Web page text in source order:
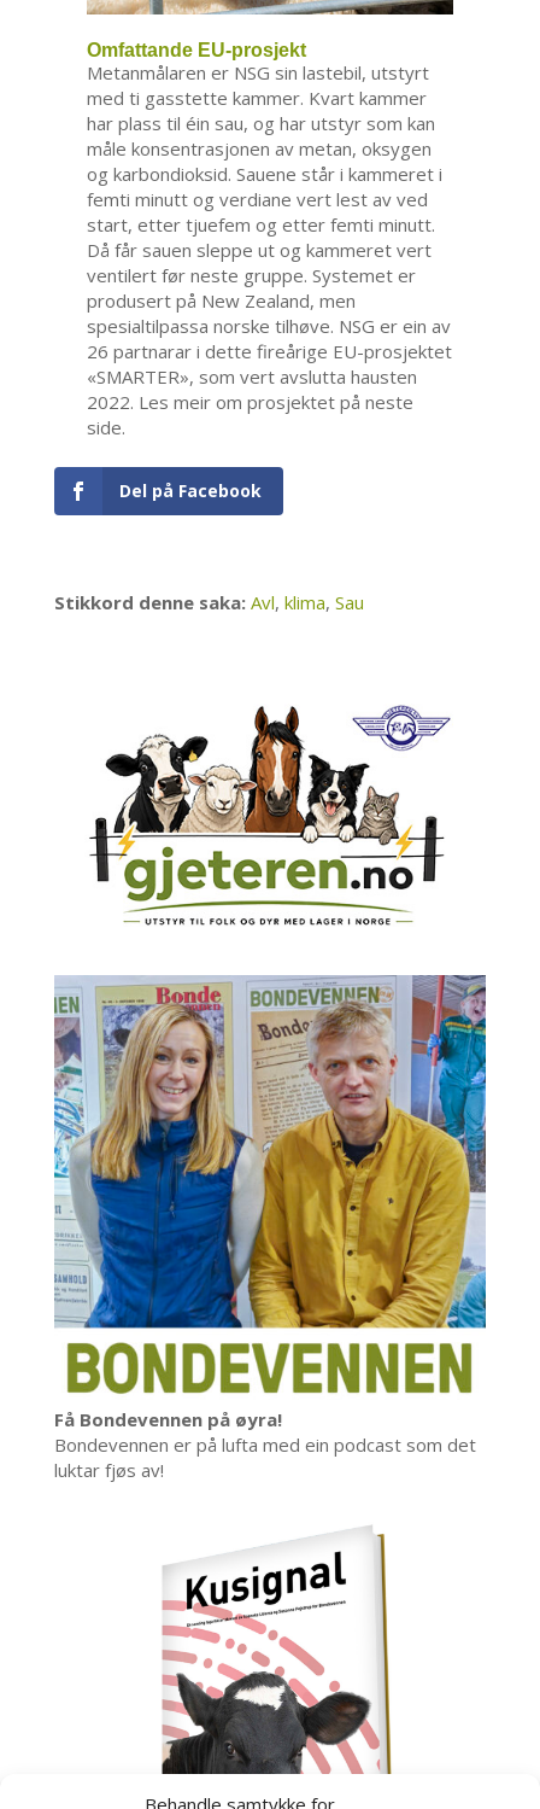
Behandle samtykke for
Omfattande EU-prosjekt
Metanmålaren er NSG sin lastebil, utstyrt
med ti gasstette kammer. Kvart kammer
har plass til éin sau, og har utstyr som kan
måle konsentrasjonen av metan, oksygen
og karbondioksid. Sauene står i kammeret i
femti minutt og verdiane vert lest av ved
start, etter tjuefem og etter femti minutt.
Då får sauen sleppe ut og kammeret vert
ventilert før neste gruppe. Systemet er
produsert på New Zealand, men
spesialtilpassa norske tilhøve. NSG er ein av
26 partnarar i dette fireårige EU-prosjektet
«SMARTER», som vert avslutta hausten
2022. Les meir om prosjektet på neste
side.
Del på Facebook
Stikkord denne saka: Avl, klima, Sau
Få Bondevennen på øyra!
Bondevennen er på lufta med ein podcast som det
luktar fjøs av!